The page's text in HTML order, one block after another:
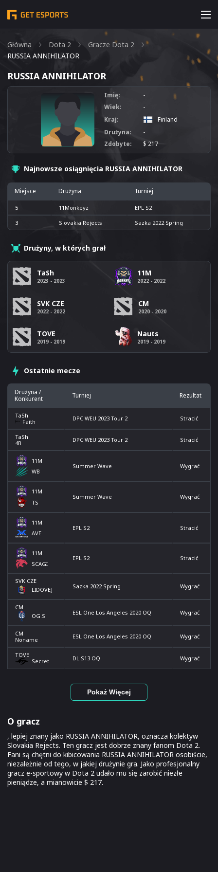
Główna Dota 2
Gracze Dota 2
RUSSIA ANNIHILATOR
RUSSIA ANNIHILATOR
Imię:
-
Wiek:
-
Kraj:
Finland
Drużyna:
-
Zdobyte:
$ 217
Najnowsze osiągnięcia RUSSIA ANNIHILATOR
Miejsce Drużyna Turniej
5 11Monkeyz EPL S2
3 Slovakia Rejects Sazka 2022 Spring
Ostatnie mecze
Drużyna /
Konkurent
Turniej Rezultat
TaSh
Faith
DPC WEU 2023 Tour 2 Stracić
TaSh
4B
DPC WEU 2023 Tour 2 Stracić
11M
WB
Summer Wave Wygrać
11M
TS
Summer Wave Wygrać
11M
AVE
EPL S2 Stracić
11M
SCAGI
EPL S2 Stracić
SVK CZE
LIDOVEJ
Sazka 2022 Spring Wygrać
CM
OG.S
ESL One Los Angeles 2020 OQ Wygrać
CM
Noname
ESL One Los Angeles 2020 OQ Wygrać
TOVE
Secret
DL S13 OQ Wygrać
Pokaż Więcej
O gracz
, lepiej znany jako RUSSIA ANNIHILATOR, oznacza kolektyw
Slovakia Rejects. Ten gracz jest dobrze znany fanom Dota 2.
Fani są chętni do kibicowania RUSSIA ANNIHILATOR osobiście,
niezależnie od tego, w jakiej drużynie gra. Jako profesjonalny
gracz e-sportowy w Dota 2 udało mu się zarobić niezłe
pieniądze, a mianowicie $ 217.
Drużyny, w których grał
TaSh
2023 - 2023
11M
2022 - 2022
SVK CZE
2022 - 2022
CM
2020 - 2020
TOVE
2019 - 2019
Nauts
2019 - 2019